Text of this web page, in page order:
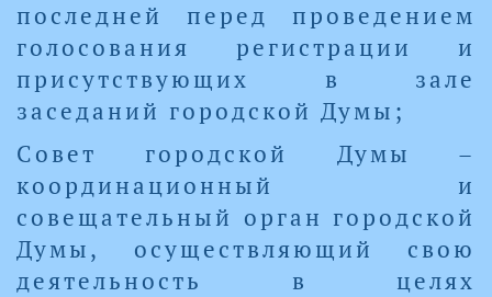
последней перед проведением
голосования регистрации и
присутствующих в зале
заседаний городской Думы;
Совет городской Думы –
координационный и
совещательный орган городской
Думы, осуществляющий свою
деятельность в целях